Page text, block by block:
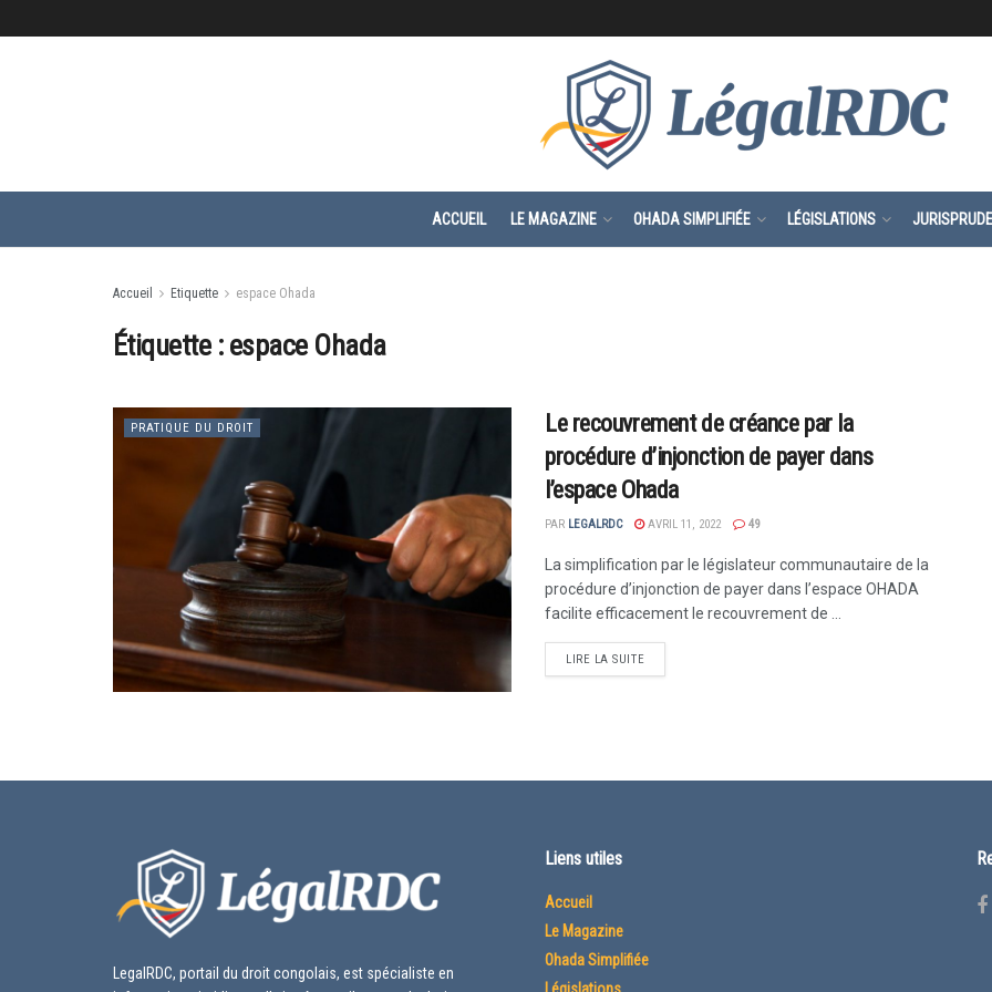
ACCUEIL LE MAGAZINE OHADA SIMPLIFIÉE LÉGISLATIONS
Accueil Etiquette espace Ohada
Étiquette : espace Ohada
PRATIQUE DU DROIT
Le recouvrement de créance par la
procédure d’injonction de payer dans
l’espace Ohada
PAR LEGALRDC AVRIL 11, 2022 49
La simplification par le législateur communautaire de la
procédure d’injonction de payer dans l’espace OHADA
facilite efficacement le recouvrement de ...
LIRE LA SUITE
LegalRDC, portail du droit congolais, est spécialiste en
Liens utiles
Accueil
Le Magazine
Ohada Simplifiée